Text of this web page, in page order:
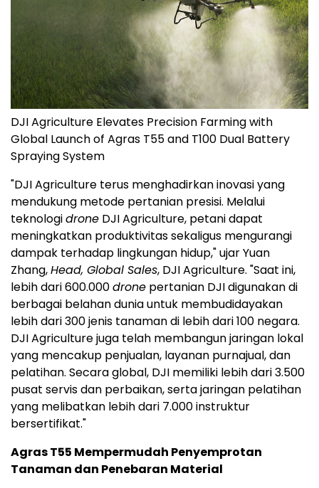
DJI Agriculture Elevates Precision Farming with
Global Launch of Agras T55 and T100 Dual Battery
Spraying System
"DJI Agriculture terus menghadirkan inovasi yang
mendukung metode pertanian presisi. Melalui
teknologidrone DJI Agriculture, petani dapat
meningkatkan produktivitas sekaligus mengurangi
dampak terhadap lingkungan hidup," ujar Yuan
Zhang,Head, Global Sales, DJI Agriculture. "Saat ini,
lebih dari 600.000drone pertanian DJI digunakan di
berbagai belahan dunia untuk membudidayakan
lebih dari 300 jenis tanaman di lebih dari 100 negara.
DJI Agriculture juga telah membangun jaringan lokal
yang mencakup penjualan, layanan purnajual, dan
pelatihan. Secara global, DJI memiliki lebih dari 3.500
pusat servis dan perbaikan, serta jaringan pelatihan
yang melibatkan lebih dari 7.000 instruktur
bersertifikat."
Agras T55 Mempermudah Penyemprotan
Tanaman dan Penebaran Material